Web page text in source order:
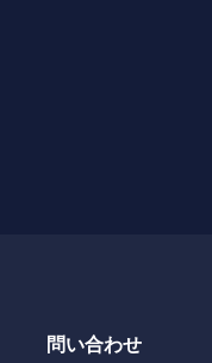
問い合わせ